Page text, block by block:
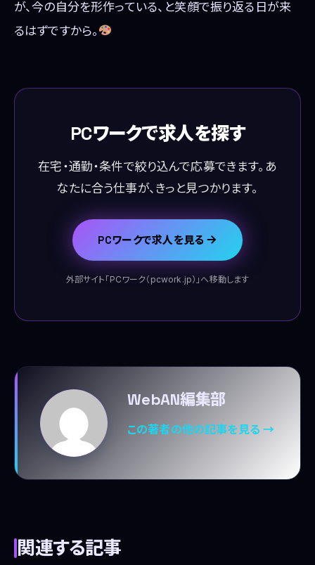
が、今の自分を形作っている、と笑顔で振り返る日が来
るはずですから。
PCワークで求人を探す
在宅・通勤・条件で絞り込んで応募できます。あ
なたに合う仕事が、きっと見つかります。
PCワークで求人を見る
外部サイト「PCワーク（pcwork.jp）」へ移動します
WebAN編集部
この著者の他の記事を見る →
関連する記事